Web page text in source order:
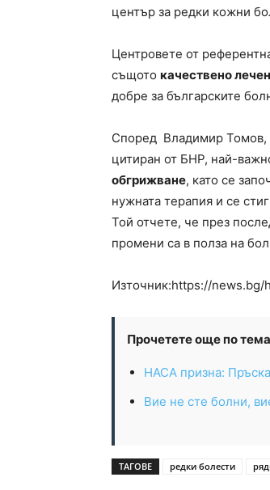
център за редки кожни
Центровете от
същото качествено
добре за българските
Според Владимир Томов,
цитиран от БНР, най-
обгрижване, като се
нужната терапия и се
Той отчете, че през
промени са в полза на
Източник:https://
Прочетете още по
НАСА призна:
Вие не сте болни,
ТАГОВЕ редки болести